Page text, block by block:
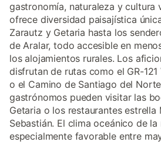
gastronomía, naturaleza y cultura
ofrece diversidad paisajística
Zarautz y Getaria hasta los
de Aralar, todo accesible en
los alojamientos rurales. Los
disfrutan de rutas como el GR-
o el Camino de Santiago del
gastrónomos pueden visitar las
Getaria o los restaurantes estrella
Sebastián. El clima oceánico de la
especialmente favorable entre